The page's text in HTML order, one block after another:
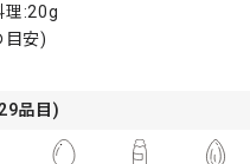
理:20g
目安)
品目)